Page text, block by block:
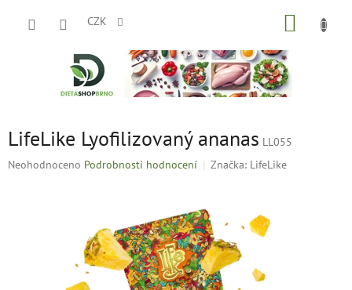
CZK
LifeLike Lyofilizovaný ananas LL055
Průměrné
Neohodnoceno Podrobnosti hodnocení Značka: LifeLike